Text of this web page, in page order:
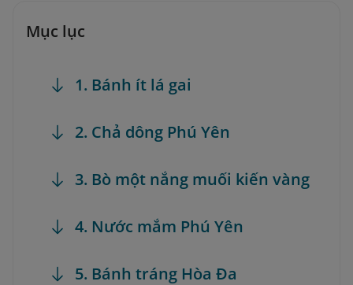
Mục lục
1. Bánh ít lá gai
2. Chả dông Phú Yên
3. Bò một nắng muối kiến vàng
4. Nước mắm Phú Yên
5. Bánh tráng Hòa Đa